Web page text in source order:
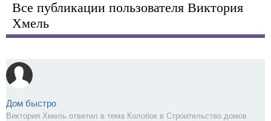
Все публикации пользователя Виктория
Хмель
Дом быстро
Виктория Хмель ответил в тема Колобок в Строительство домов